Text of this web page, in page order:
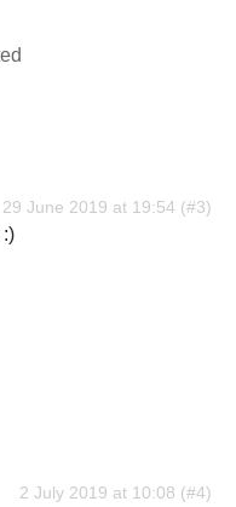
29 June 2019 at 19:54
2 July 2019 at 10:08